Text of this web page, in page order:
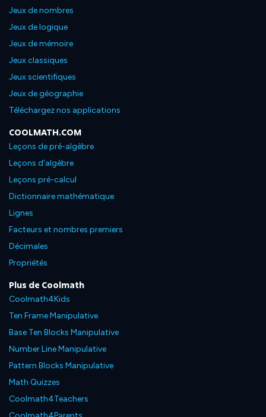
Jeux de nombres
Jeux de logique
Jeux de mémoire
Jeux classiques
Jeux scientifiques
Jeux de géographie
Téléchargez nos applications
COOLMATH.COM
Leçons de pré-algèbre
Leçons d'algèbre
Leçons pré-calcul
Dictionnaire mathématique
Lignes
Facteurs et nombres premiers
Décimales
Propriétés
Plus de Coolmath
Coolmath4Kids
Ten Frame Manipulative
Base Ten Blocks Manipulative
Number Line Manipulative
Pattern Blocks Manipulative
Math Quizzes
Coolmath4Teachers